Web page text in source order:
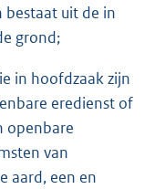
uit de in
grond;
in hoofdzaak zijn
eredienst of
openbare
van
aard, een en